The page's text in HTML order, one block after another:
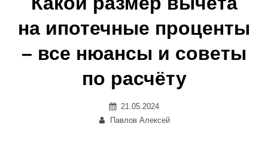
на ипотечные проценты
– все нюансы и советы
по расчёту
Posted
on
21.05.2024
Автор:
Павлов Алексей